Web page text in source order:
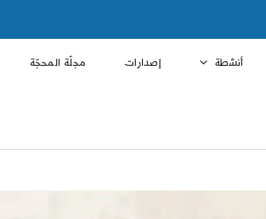
أنشطة إصدارات مجلّة المحجّة